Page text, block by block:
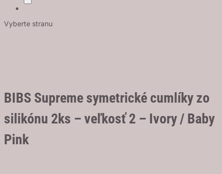
Vyberte stranu
BIBS Supreme symetrické cumlíky zo
silikónu 2ks – veľkosť 2 – Ivory / Baby
Pink